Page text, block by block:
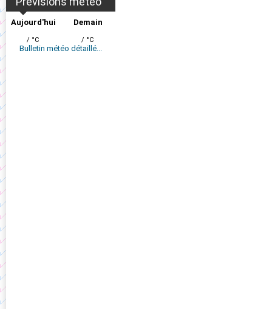
Aujourd'hui
/ °C
Demain
/ °C
Bulletin météo détaillé...